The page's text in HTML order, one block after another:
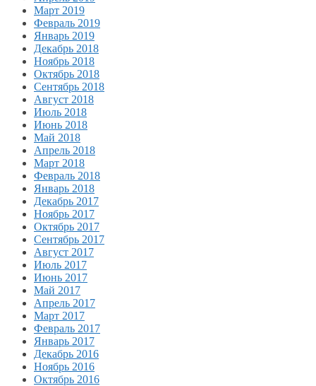
Март 2019
Февраль 2019
Январь 2019
Декабрь 2018
Ноябрь 2018
Октябрь 2018
Сентябрь 2018
Август 2018
Июль 2018
Июнь 2018
Май 2018
Апрель 2018
Март 2018
Февраль 2018
Январь 2018
Декабрь 2017
Ноябрь 2017
Октябрь 2017
Сентябрь 2017
Август 2017
Июль 2017
Июнь 2017
Май 2017
Апрель 2017
Март 2017
Февраль 2017
Январь 2017
Декабрь 2016
Ноябрь 2016
Октябрь 2016